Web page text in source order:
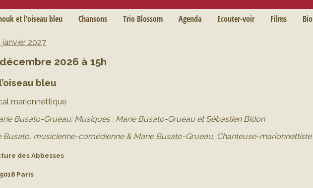
et l’oiseau bleu Chansons Trio Blossom Agenda Ecouter-voir Films Bio
janvier 2027
2026 à 15h
bleu
marionnettique
Busato-Grueau; Musiques : Marie Busato-Grueau et Sébastien Bidon
Busato, musicienne-comédienne & Marie Busato-Grueau, Chanteuse-marionnettiste
des Abbesses
Paris